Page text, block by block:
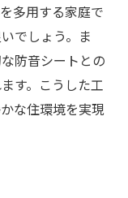
多用する家庭で
でしょう。ま
防音シートとの
す。こうした工
な住環境を実現